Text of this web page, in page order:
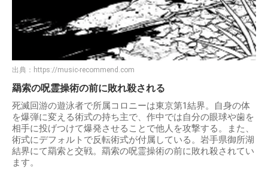
出典： https://music-recommend.com
羂索の呪霊操術の前に敗れ殺される
死滅回游の遊泳者で所属コロニーは東京第1結界。自身の体
を爆弾に変える術式の持ち主で、作中では自分の眼球や歯を
相手に投げつけて爆発させることで他人を攻撃する。また、
術式にデフォルトで反転術式が付属している。岩手県御所湖
結界にて羂索と交戦。羂索の呪霊操術の前に敗れ殺されてい
ます。